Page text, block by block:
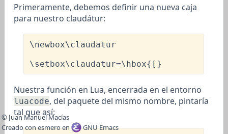
Primeramente, debemos definir una nueva caja
para nuestro claudátur:
\newbox\claudatur
\setbox\claudatur=\hbox
Nuestra función en Lua, encerrada en el entorno
luacode, del paquete del mismo nombre, pintaría
tal que así:
© Juan Manuel Macías
Creado con esmero en
GNU Emacs